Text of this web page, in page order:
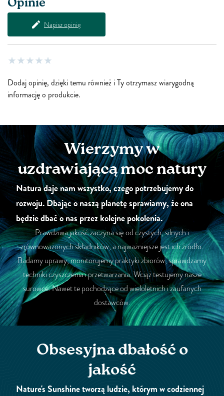
Opinie
Napisz opinię
Dodaj opinię, dzięki temu również i Ty otrzymasz wiarygodną
informację o produkcie.
Wierzymy w
uzdrawiającą moc natury
Natura daje nam wszystko, czego potrzebujemy do
rozwoju. Dbając o naszą planetę sprawiamy, że ona
będzie dbać o nas przez kolejne pokolenia.
Prawdziwa jakość zaczyna się od czystych, silnych i
zrównoważonych składników, a najważniejsze jest ich źródło.
Badamy uprawy, monitorujemy praktyki zbiorów, sprawdzamy
techniki czyszczenia i przetwarzania. Wciąż testujemy nasze
surowce. Nawet te pochodzące od wieloletnich i zaufanych
dostawców.
Obsesyjna dbałość o
jakość
Nature's Sunshine tworzą ludzie, którym w codziennej